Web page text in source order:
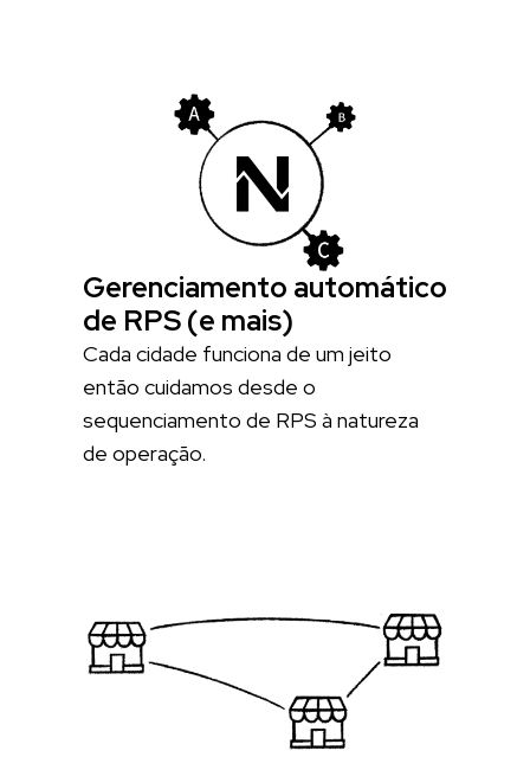
Gerenciamento automático
de RPS (e mais)
Cada cidade funciona de um jeito
então cuidamos desde o
sequenciamento de RPS à natureza
de operação.